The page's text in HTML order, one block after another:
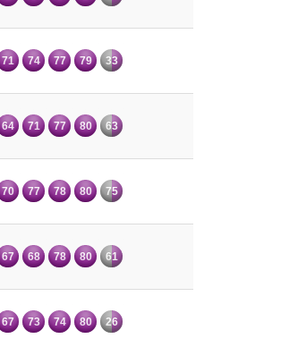
71 74 77 79 33
64 71 77 80 63
70 77 78 80 75
67 68 78 80 61
67 73 74 80 26